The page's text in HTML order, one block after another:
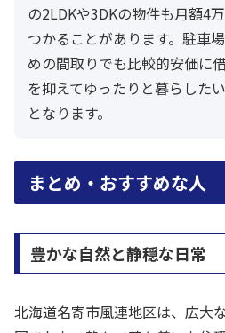
の2LDKや3DKの物件も月額4
つかることがあります。駐車
めの間取りでも比較的安価に
を抑えてゆったりと暮らした
となります。
まとめ・おすすめな人
豊かな自然と静穏な日常
北海道名寄市風連地区は、広大